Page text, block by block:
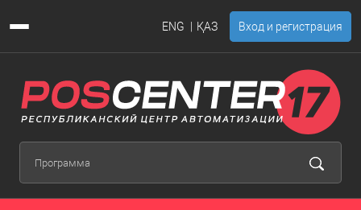
ENG ҚАЗ Вход и регистрация